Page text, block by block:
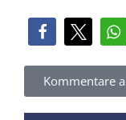
Kommentare